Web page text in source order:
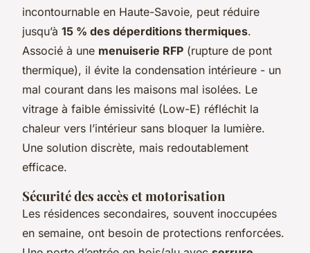
incontournable en Haute-Savoie, peut réduire
jusqu’à 15 % des déperditions thermiques.
Associé à une menuiserie RFP (rupture de pont
thermique), il évite la condensation intérieure - un
mal courant dans les maisons mal isolées. Le
vitrage à faible émissivité (Low-E) réfléchit la
chaleur vers l’intérieur sans bloquer la lumière.
Une solution discrète, mais redoutablement
efficace.
Sécurité des accès et motorisation
Les résidences secondaires, souvent inoccupées
en semaine, ont besoin de protections renforcées.